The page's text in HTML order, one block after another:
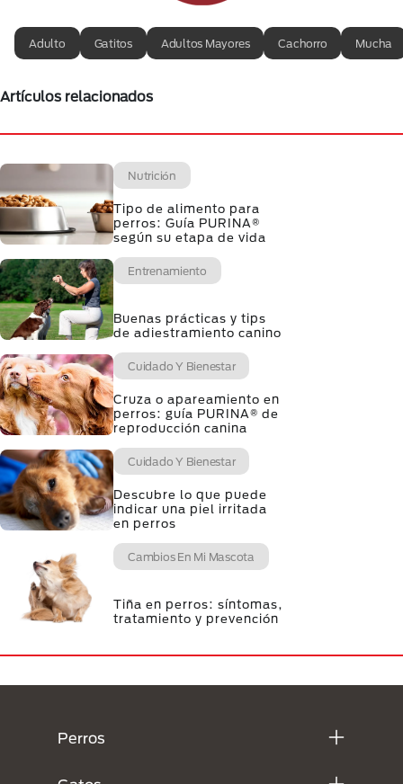
Adulto Gatitos Adultos Mayores Cachorro Mucha
Artículos relacionados
Nutrición
Tipo de alimento para
perros: Guía PURINA®
según su etapa de vida
Entrenamiento
Buenas prácticas y tips
de adiestramiento canino
Cuidado Y Bienestar
Cruza o apareamiento en
perros: guía PURINA® de
reproducción canina
Cuidado Y Bienestar
Descubre lo que puede
indicar una piel irritada
en perros
Cambios En Mi Mascota
Tiña en perros: síntomas,
tratamiento y prevención
Perros